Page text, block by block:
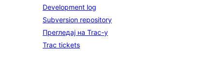
Development log
Subversion repository
Прегледај на Trac-у
Trac tickets